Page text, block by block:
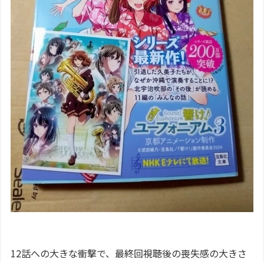
12話への大きな衝撃で、最終回視聴後の喪失感の大きさ